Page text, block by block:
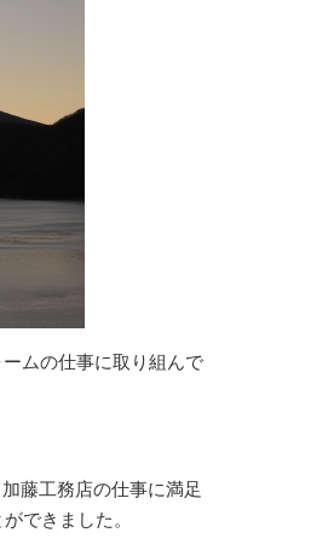
ムの仕事に取り組んで
藤工務店の仕事に満足
できました。